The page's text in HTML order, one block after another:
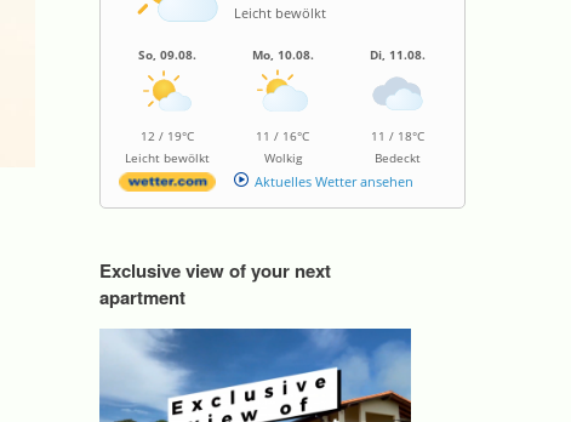
Leicht bewölkt
So, 09.08.
12 / 19°C
Leicht bewölkt
Mo, 10.08.
11 / 16°C
Wolkig
Di, 11.08.
11 / 18°C
Bedeckt
Aktuelles Wetter ansehen
Exclusive view of your next
apartment